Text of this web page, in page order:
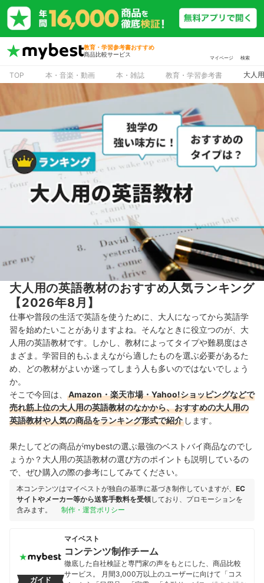
教育・学習参考書おすすめ
商品比較サービス
マイページ 検索
TOP 本・音楽・動画 本・雑誌 教育・学習参考書 大人
大人用の英語教材のおすすめ人気ランキング
【2026年8月】
仕事や普段の生活で英語を使うために、大人になってから英語学
習を始めたいことがありますよね。そんなときに役立つのが、大
人用の英語教材です。しかし、教材によってタイプや難易度はさ
まざま。学習目的もふまえながら適したものを選ぶ必要があるた
め、どの教材がよいか迷ってしまう人も多いのではないでしょう
か。
そこで今回は、
Amazon・楽天市場・Yahoo!ショッピングなどで
売れ筋上位の大人用の英語教材のなかから、おすすめの大人用の
英語教材や人気の商品をランキング形式で紹介 します。
果たしてどの商品がmybestの選ぶ最強のベストバイ商品なのでし
ょうか？大人用の英語教材の選び方のポイントも説明しているの
で、ぜひ購入の際の参考にしてみてください。
本コンテンツはマイベストが独自の基準に基づき制作していますが、 EC
サイトやメーカー等から送客手数料を受領しており、プロモーションを
含みます。
制作・運営ポリシー
ガイド
マイベスト
コンテンツ制作チーム
徹底した自社検証と専門家の声をもとにした、商品比較
サービス。 月間3,000万以上のユーザーに向けて「コス